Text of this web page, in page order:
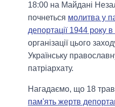
18:00 на Майдані
почнеться молитва у
депортації 1944 року
організації цього
Українську
патріархату.
Нагадаємо, що 18
пам'ять жертв